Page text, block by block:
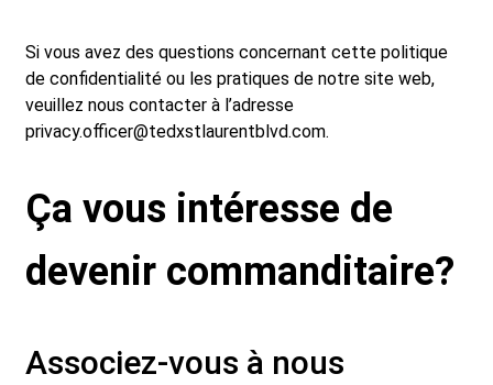
Si vous avez des questions concernant cette politique
de confidentialité ou les pratiques de notre site web,
veuillez nous contacter à l’adresse
privacy.officer@tedxstlaurentblvd.com.
Ça vous intéresse de
devenir commanditaire?
Associez-vous à nous